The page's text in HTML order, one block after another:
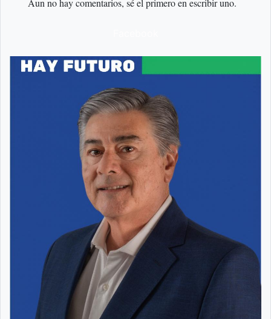
Aun no hay comentarios, sé el primero en escribir uno.